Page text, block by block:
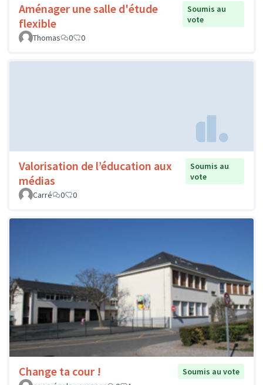
Aménager une salle d'étude
flexible
Soumis au
vote
Thomas
0 0
Valorisation de l’éducation aux
médias
Soumis au
vote
Carré
0 0
Change ta cour !
Soumis au vote